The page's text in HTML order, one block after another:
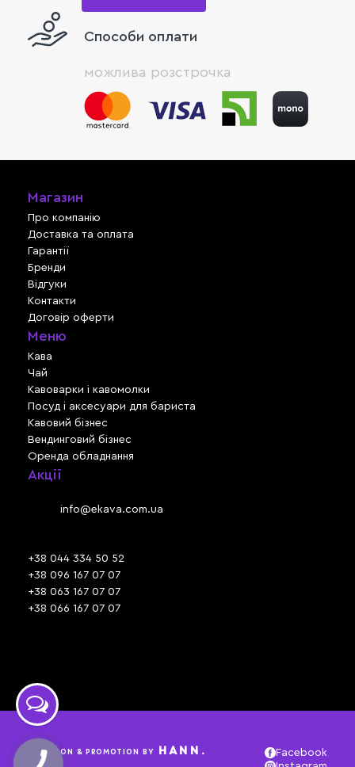
Способи оплати
можлива розстрочка
Магазин
Про компанію
Доставка та оплата
Гарантії
Бренди
Відгуки
Контакти
Договір оферти
Меню
Кава
Чай
Кавоварки і кавомолки
Посуд і аксесуари для бариста
Кавовий бізнес
Вендинговий бізнес
Оренда обладнання
Акції
info@ekava.com.ua
+38 044 334 50 52
+38 096 167 07 07
+38 063 167 07 07
+38 066 167 07 07
CREATION & PROMOTION BY HANN.
Facebook